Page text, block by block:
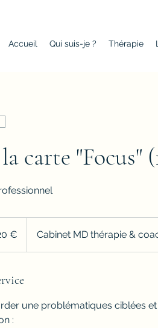
Accueil Qui suis-je ? Thérapie
carte "Focus"
€ Cabinet MD thérapie &
une problématiques ciblées
: